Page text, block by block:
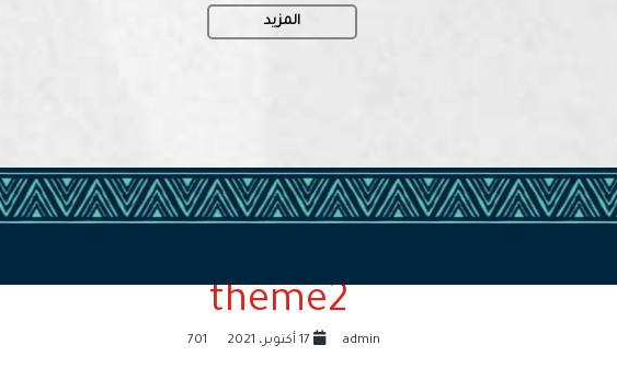
المزيد
theme2
admin 17 أكتوبر، 2021 701